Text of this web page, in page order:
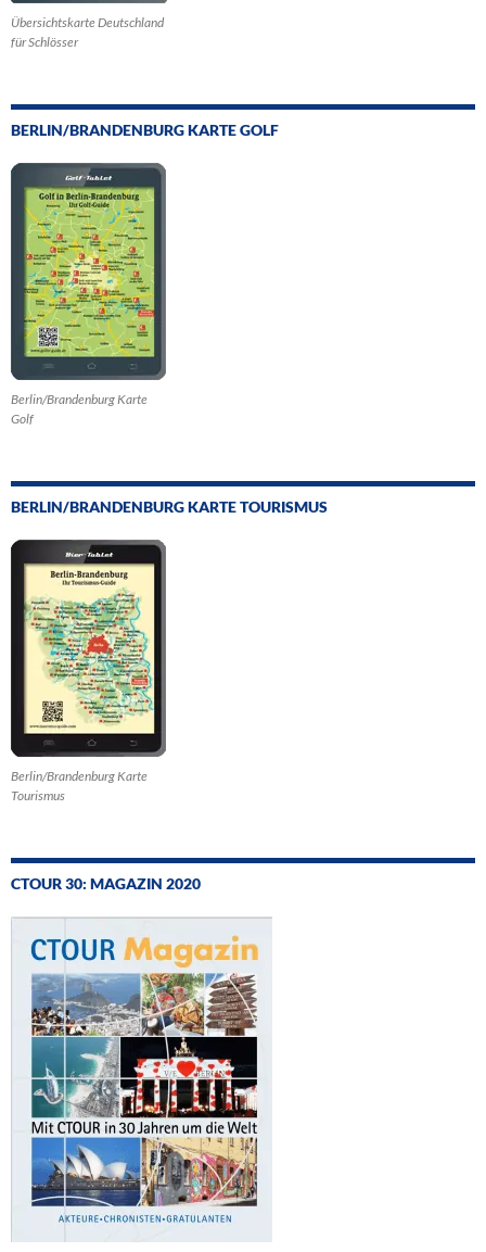
Übersichtskarte Deutschland
für Schlösser
BERLIN/BRANDENBURG KARTE GOLF
Berlin/Brandenburg Karte
Golf
BERLIN/BRANDENBURG KARTE TOURISMUS
Berlin/Brandenburg Karte
Tourismus
CTOUR 30: MAGAZIN 2020